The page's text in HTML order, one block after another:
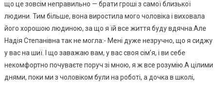
що це зовсім неправильно — брати гроші з самої близької
людини. Тим більше, вона виростила мого чоловіка і виховала
його хорошою людиною, за що я їй все життя буду вдячна.Але
Надія Степанівна так не могла:- Мені дуже незручно, що я сиджу
у вас на шиї. І що заважаю вам, у вас своя сім’я, і ви себе
некомфортно почуваєте поруч зі мною, я ж все розумію.А цілими
днями, поки ми з чоловіком були на роботі, а дочка в школі,